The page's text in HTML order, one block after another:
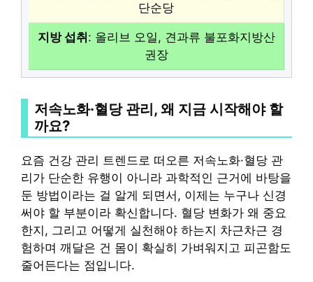
단순당
지방 섭취 : 올리브 오일, 견과류 불포화지방산
권장
저속노화·혈당 관리, 왜 지금 시작해야 할
까요?
요즘 건강 관리 트렌드로 떠오른 저속노화·혈당 관
리가 단순한 유행이 아니라 과학적인 근거에 바탕을
둔 방법이라는 걸 알게 되면서, 이제는 누구나 신경
써야 할 부분이라 확신합니다. 혈당 변화가 왜 중요
한지, 그리고 어떻게 실천해야 하는지 차근차근 경
험하며 깨달은 건 몸이 확실히 가벼워지고 피곤함도
줄어든다는 점입니다.